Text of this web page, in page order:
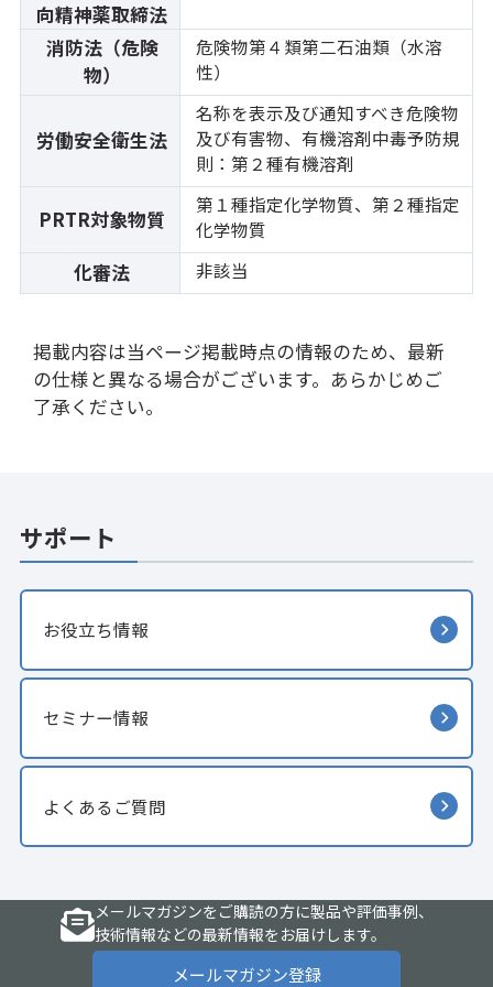
向精神薬取締法
消防法（危険
物）
危険物第４類第二石油類（水溶
性）
労働安全衛生法
名称を表示及び通知すべき危険物
及び有害物、有機溶剤中毒予防規
則：第２種有機溶剤
PRTR対象物質
第１種指定化学物質、第２種指定
化学物質
化審法 非該当
掲載内容は当ページ掲載時点の情報のため、最新
の仕様と異なる場合がございます。あらかじめご
了承ください。
サポート
お役立ち情報
セミナー情報
よくあるご質問
メールマガジンをご購読の方に製品や評価事例、
技術情報などの最新情報をお届けします。
メールマガジン登録